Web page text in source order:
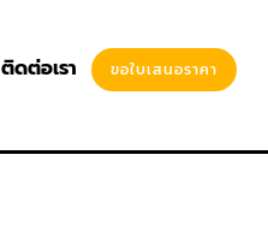
ติดต่อเรา ขอใบเสนอราคา